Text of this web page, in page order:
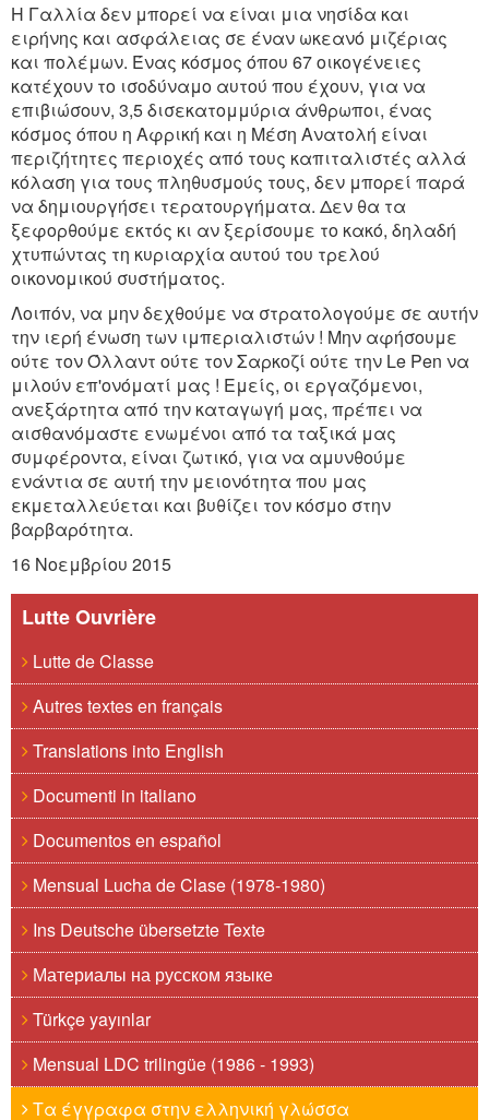
Η Γαλλία δεν μπορεί να είναι μια νησίδα και
ειρήνης και ασφάλειας σε έναν ωκεανό μιζέριας
και πολέμων. Ένας κόσμος όπου 67 οικογένειες
κατέχουν το ισοδύναμο αυτού που έχουν, για να
επιβιώσουν, 3,5 δισεκατομμύρια άνθρωποι, ένας
κόσμος όπου η Αφρική και η Μέση Ανατολή είναι
περιζήτητες περιοχές από τους καπιταλιστές αλλά
κόλαση για τους πληθυσμούς τους, δεν μπορεί παρά
να δημιουργήσει τερατουργήματα. Δεν θα τα
ξεφορθούμε εκτός κι αν ξερίσουμε το κακό, δηλαδή
χτυπώντας τη κυριαρχία αυτού του τρελού
οικονομικού συστήματος.
Λοιπόν, να μην δεχθούμε να στρατολογούμε σε αυτήν
την ιερή ένωση των ιμπεριαλιστών ! Μην αφήσουμε
ούτε τον Όλλαντ ούτε τον Σαρκοζί ούτε την Le Pen να
μιλούν επ'ονόματί μας ! Εμείς, οι εργαζόμενοι,
ανεξάρτητα από την καταγωγή μας, πρέπει να
αισθανόμαστε ενωμένοι από τα ταξικά μας
συμφέροντα, είναι ζωτικό, για να αμυνθούμε
ενάντια σε αυτή την μειονότητα που μας
εκμεταλλεύεται και βυθίζει τον κόσμο στην
βαρβαρότητα.
16 Νοεμβρίου 2015
Lutte Ouvrière
Lutte de Classe
Autres textes en français
Translations into English
Documenti in italiano
Documentos en español
Mensual Lucha de Clase (1978-1980)
Ins Deutsche übersetzte Texte
Материалы на русском языке
Türkçe yayınlar
Mensual LDC trilingüe (1986 - 1993)
Τα έγγραφα στην ελληνική γλώσσα